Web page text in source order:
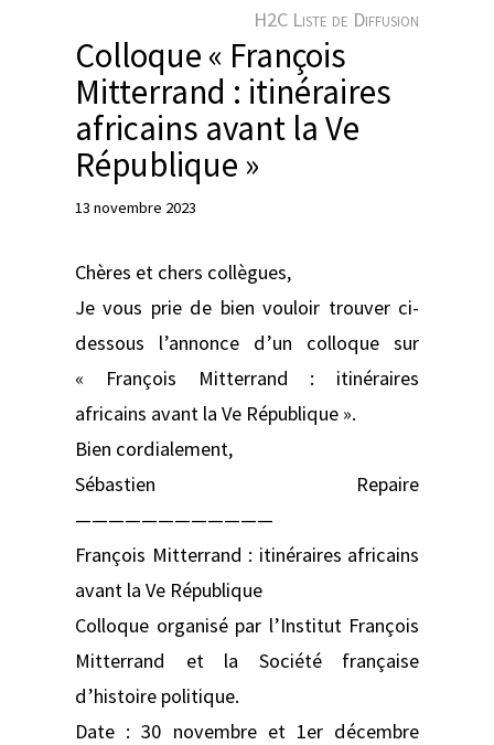
H2C Liste de Diffusion
Colloque « François
Mitterrand : itinéraires
africains avant la Ve
République »
13 novembre 2023
Chères et chers collègues,
Je vous prie de bien vouloir trouver ci-
dessous l’annonce d’un colloque sur
« François Mitterrand : itinéraires
africains avant la Ve République ».
Bien cordialement,
Sébastien Repaire
————————————
François Mitterrand : itinéraires africains
avant la Ve République
Colloque organisé par l’Institut François
Mitterrand et la Société française
d’histoire politique.
Date : 30 novembre et 1er décembre